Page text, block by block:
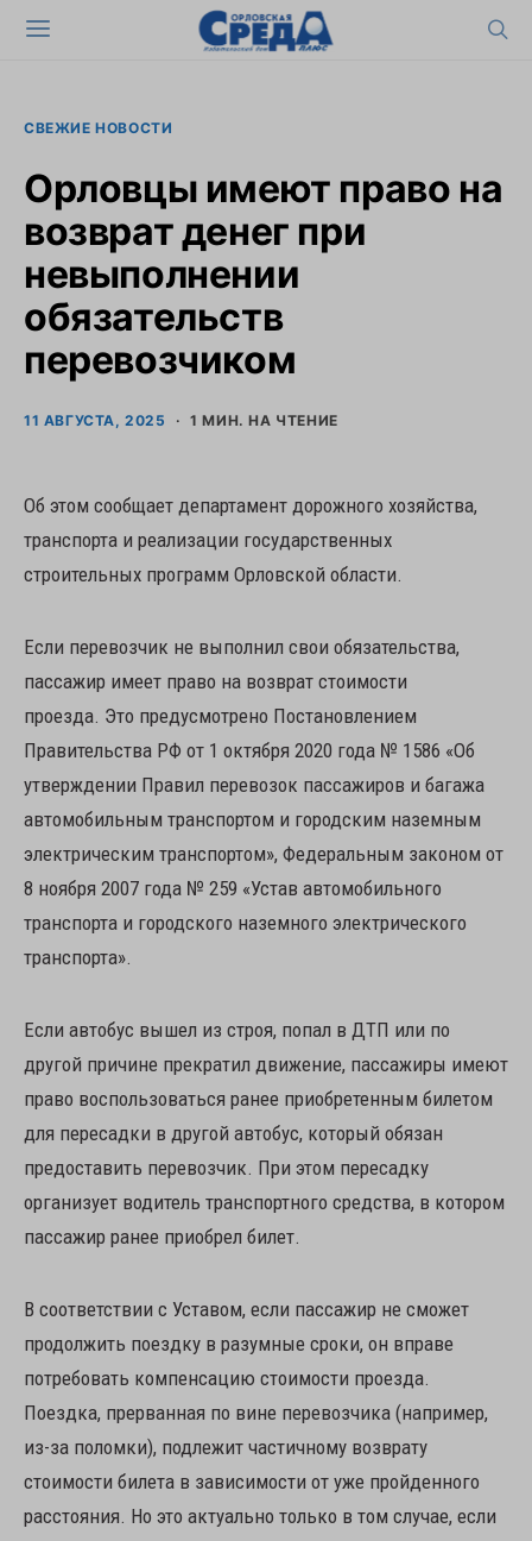
СВЕЖИЕ НОВОСТИ
Орловцы имеют право на
возврат денег при
невыполнении
обязательств
перевозчиком
11 АВГУСТА, 2025 1 МИН. НА ЧТЕНИЕ
Об этом сообщает департамент дорожного хозяйства,
транспорта и реализации государственных
строительных программ Орловской области.
Если перевозчик не выполнил свои обязательства,
пассажир имеет право на возврат стоимости
проезда. Это предусмотрено Постановлением
Правительства РФ от 1 октября 2020 года № 1586 «Об
утверждении Правил перевозок пассажиров и багажа
автомобильным транспортом и городским наземным
электрическим транспортом», Федеральным законом от
8 ноября 2007 года № 259 «Устав автомобильного
транспорта и городского наземного электрического
транспорта».
Если автобус вышел из строя, попал в ДТП или по
другой причине прекратил движение, пассажиры имеют
право воспользоваться ранее приобретенным билетом
для пересадки в другой автобус, который обязан
предоставить перевозчик. При этом пересадку
организует водитель транспортного средства, в котором
пассажир ранее приобрел билет.
В соответствии с Уставом, если пассажир не сможет
продолжить поездку в разумные сроки, он вправе
потребовать компенсацию стоимости проезда.
Поездка, прерванная по вине перевозчика (например,
из-за поломки), подлежит частичному возврату
стоимости билета в зависимости от уже пройденного
расстояния. Но это актуально только в том случае, если